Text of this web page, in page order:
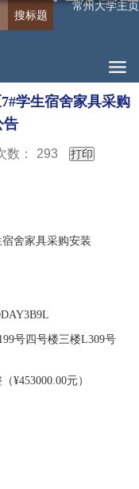
常州大学主页
学生宿舍家具采购
告
数： 293 打印
宿舍家具采购安装
号四号楼三楼L309号
¥453000.00元）